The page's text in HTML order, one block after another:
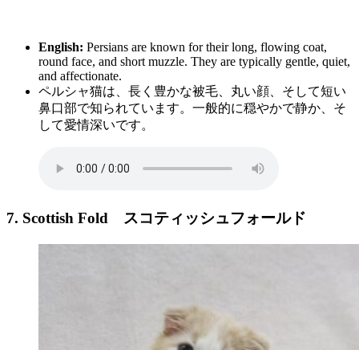
English: Persians are known for their long, flowing coat,
round face, and short muzzle. They are typically gentle, quiet,
and affectionate.
ペルシャ猫は、長く豊かな被毛、丸い顔、そして短い
鼻口部で知られています。一般的に穏やかで静か、そ
して愛情深いです。
7. Scottish Fold スコティッシュフォールド